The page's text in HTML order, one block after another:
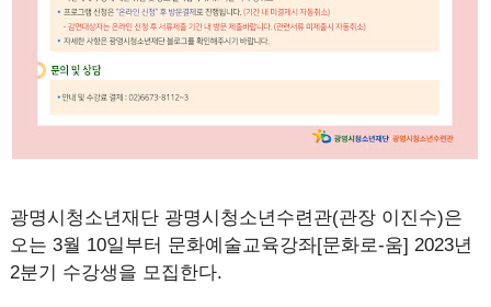
광명시청소년재단 광명시청소년수련관(관장 이진수)은
오는 3월 10일부터 문화예술교육강좌[문화로-움] 2023년
2분기 수강생을 모집한다.